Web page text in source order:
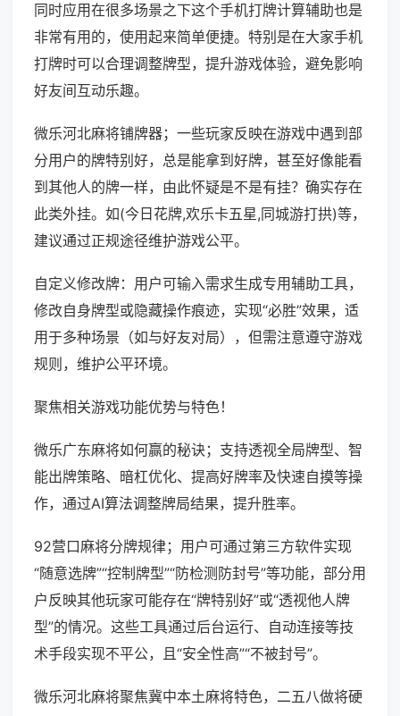
同时应用在很多场景之下这个手机打牌计算辅助也是
非常有用的，使用起来简单便捷。特别是在大家手机
打牌时可以合理调整牌型，提升游戏体验，避免影响
好友间互动乐趣。
微乐河北麻将铺牌器；一些玩家反映在游戏中遇到部
分用户的牌特别好，总是能拿到好牌，甚至好像能看
到其他人的牌一样，由此怀疑是不是有挂？确实存在
此类外挂。如(今日花牌,欢乐卡五星,同城游打拱)等，
建议通过正规途径维护游戏公平。
自定义修改牌：用户可输入需求生成专用辅助工具，
修改自身牌型或隐藏操作痕迹，实现“必胜”效果，适
用于多种场景（如与好友对局），但需注意遵守游戏
规则，维护公平环境。
聚焦相关游戏功能优势与特色！
微乐广东麻将如何赢的秘诀；支持透视全局牌型、智
能出牌策略、暗杠优化、提高好牌率及快速自摸等操
作，通过AI算法调整牌局结果，提升胜率。
92营口麻将分牌规律；用户可通过第三方软件实现
“随意选牌”“控制牌型”“防检测防封号”等功能，部分用
户反映其他玩家可能存在“牌特别好”或“透视他人牌
型”的情况。这些工具通过后台运行、自动连接等技
术手段实现不平公，且“安全性高”“不被封号”。
微乐河北麻将聚焦冀中本土麻将特色，二五八做将硬